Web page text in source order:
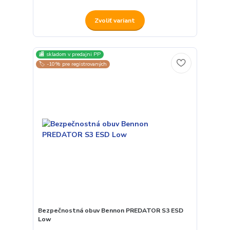
Zvoliť variant
🏬 skladom v predajni PP
🏷️ -10% pre registrovaných
Bezpečnostná obuv Bennon PREDATOR S3 ESD
Low